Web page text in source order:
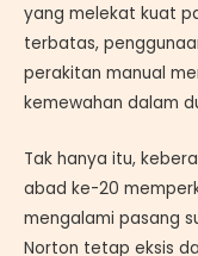
yang melekat kuat
terbatas,
perakitan manual
kemewahan dalam
Tak hanya itu,
abad ke-20
mengalami pasang
Norton tetap eksis